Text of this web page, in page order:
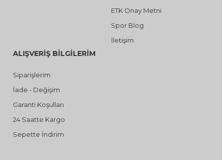
ETK Onay Metni
Spor Blog
İletişim
ALIŞVERİŞ BİLGİLERİM
Siparişlerim
İade - Değişim
Garanti Koşulları
24 Saatte Kargo
Sepette İndirim